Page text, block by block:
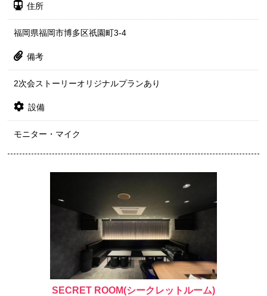
住所
福岡県福岡市博多区祇園町3-4
備考
2次会ストーリーオリジナルプランあり
設備
モニター・マイク
SECRET ROOM(シークレットルーム)